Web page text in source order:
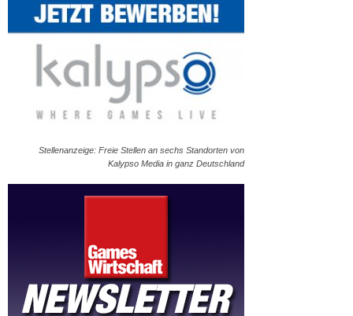
Stellenanzeige: Freie Stellen an sechs Standorten von
Kalypso Media in ganz Deutschland